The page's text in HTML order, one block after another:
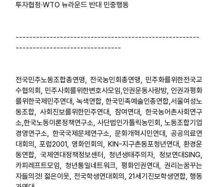
투자협정·WTO 뉴라운드 반대 민중행동
------------------------------------------------------
-------------------------------
전국민주노동조합총연맹, 전국농민회총연맹, 민주화를위한전국교
수협의회, 민주사회를위한변호사모임,인권운동사랑방, 인권과평화
를위한국제민주연대, 녹색연합, 한국민족예술인총연합,서울여성노
동조합, 사회진보를위한민주연대, 참여연대, 한국농어촌사회연구
소,한국노동이론정책연구소, 사단법인가톨릭농민회, 노동조합기업
경영연구소, 한국국제문제연구소, 문화개혁시민연대, 공공의료연
대회의, 포럼2001, 영화인회의, KIN-지구촌동포청년연대, 환경운
동연합, 국제연대정책정보센터, 청년생태주의자, 정보연대SING,
카피레프트모임, 청년통일네트워크, 평화인권연대, 권리는꿈꾸는
자들의것! 젊은이웃, 전국학생연대회의, 21세기진보학생연합, 행동